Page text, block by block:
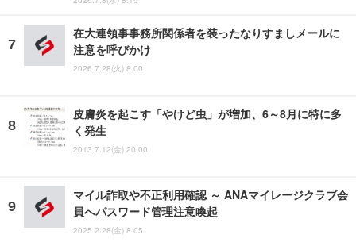
在大連領事事務所関係者を装ったなりすましメールに
注意を呼びかけ
2026.7.28(火) 8:00
皮膚炎を起こす「やけど虫」が増加、6～8月に特に多
く発生
2013.7.12(金) 20:00
マイル詐取や不正利用確認 ～ ANAマイレージクラブ会
員へパスワード管理注意喚起
2025.2.28(金) 8:05